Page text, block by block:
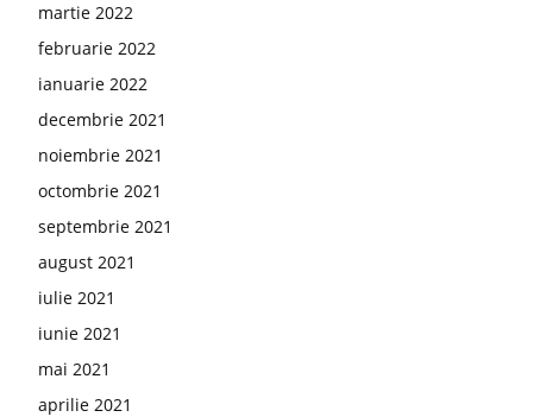
martie 2022
februarie 2022
ianuarie 2022
decembrie 2021
noiembrie 2021
octombrie 2021
septembrie 2021
august 2021
iulie 2021
iunie 2021
mai 2021
aprilie 2021